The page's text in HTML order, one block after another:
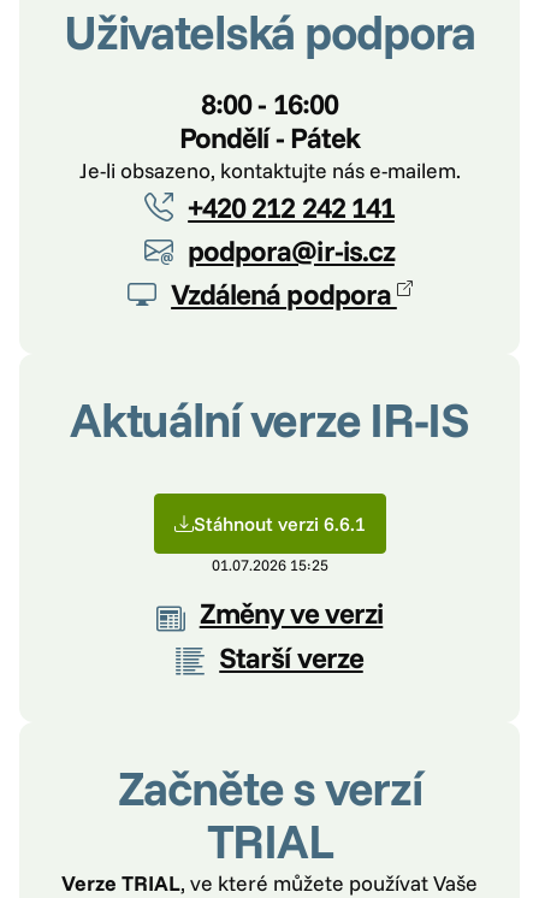
Uživatelská podpora
8:00 - 16:00
Pondělí - Pátek
Je-li obsazeno, kontaktujte nás e-mailem.
+420 212 242 141
podpora@ir-is.cz
Vzdálená podpora
Aktuální verze IR-IS
Stáhnout verzi 6.6.1
01.07.2026 15:25
Změny ve verzi
Starší verze
Začněte s verzí
TRIAL
Verze TRIAL, ve které můžete používat Vaše